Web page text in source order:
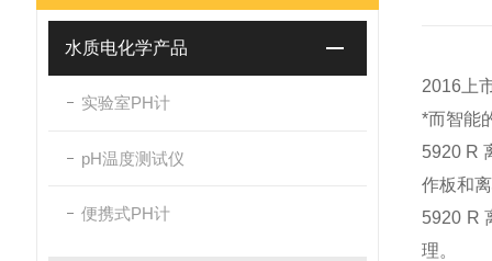
水质电化学产品
实验室PH计
pH温度测试仪
便携式PH计
2016上
*而智能
5920 R
作板和
5920 R
理。